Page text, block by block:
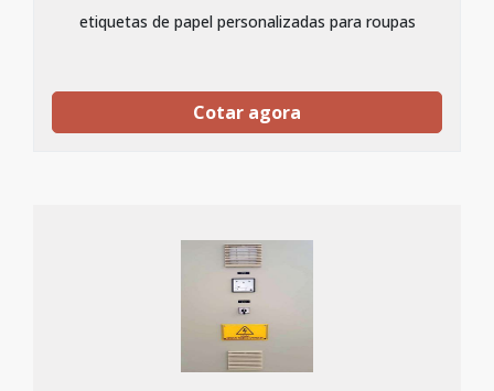
etiquetas de papel personalizadas para roupas
Cotar agora